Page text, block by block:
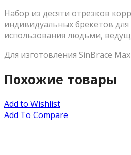
Набор из десяти отрезков
индивидуальных брекетов
использования людьми,
Для изготовления SinBrace
Похожие товары
Add to Wishlist
Add To Compare